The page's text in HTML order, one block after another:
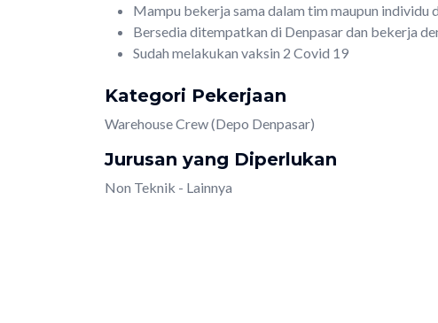
Mampu bekerja sama dalam tim maupun individu
Bersedia ditempatkan di Denpasar dan bekerja
Sudah melakukan vaksin 2 Covid 19
Kategori Pekerjaan
Warehouse Crew (Depo Denpasar)
Jurusan yang Diperlukan
Non Teknik - Lainnya